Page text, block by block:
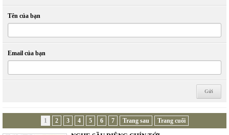
Tên của bạn
Email của bạn
1 2 3 4 5 6 7 Trang sau Trang cuối